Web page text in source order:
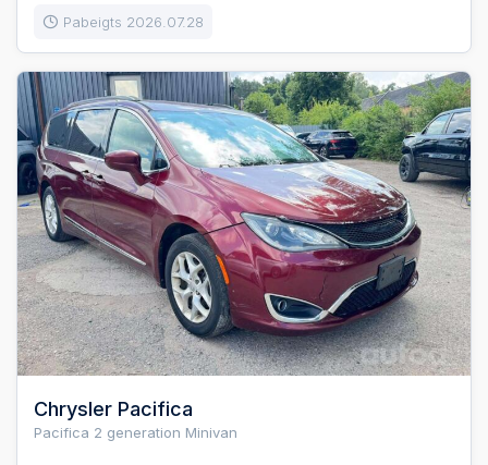
Pabeigts 2026.07.28
Chrysler Pacifica
Pacifica 2 generation Minivan